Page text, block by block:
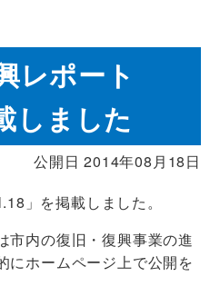
レポート
しました
公開日 2014年08月18日
」を掲載しました。
市内の復旧・復興事業の進
にホームページ上で公開を